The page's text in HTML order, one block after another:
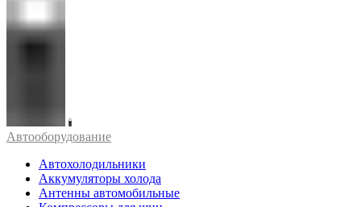
Автооборудование
Автохолодильники
Аккумуляторы холода
Антенны автомобильные